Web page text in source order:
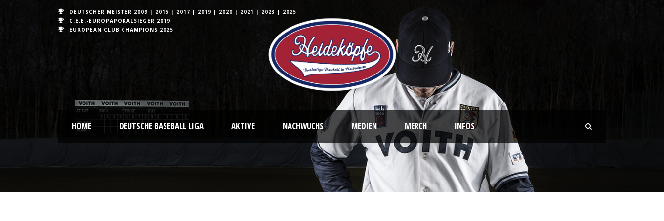
DEUTSCHER MEISTER 2009 | 2015 | 2017 | 2019 | 2020 | 2021 | 2023 | 2025
C.E.B.-EUROPAPOKALSIEGER 2019
EUROPEAN CLUB CHAMPIONS 2025
HOME DEUTSCHE BASEBALL LIGA AKTIVE NACHWUCHS MEDIEN MERCH INFOS